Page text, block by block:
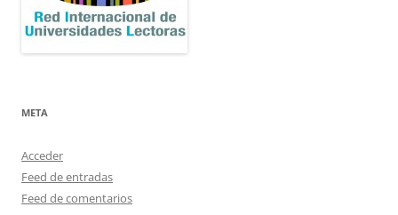
META
Acceder
Feed de entradas
Feed de comentarios